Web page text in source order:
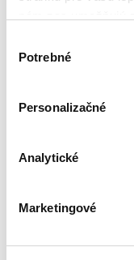
nám pomohlo,
súhlasu
Potrebné
Personalizačné
Analytické
Marketingové
čítané verzie
Zúžiť výber
Novinky
Najdrahšie
Najvyššia zľava